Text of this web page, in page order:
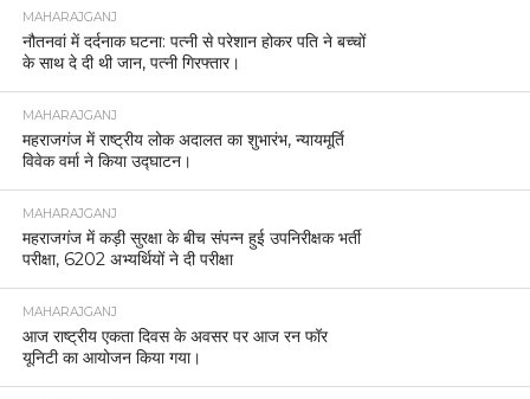
MAHARAJGANJ
नौतनवां में दर्दनाक घटना: पत्नी से परेशान होकर पति ने बच्चों
के साथ दे दी थी जान, पत्नी गिरफ्तार।
MAHARAJGANJ
महराजगंज में राष्ट्रीय लोक अदालत का शुभारंभ, न्यायमूर्ति
विवेक वर्मा ने किया उद्घाटन।
MAHARAJGANJ
महराजगंज में कड़ी सुरक्षा के बीच संपन्न हुई उपनिरीक्षक भर्ती
परीक्षा, 6202 अभ्यर्थियों ने दी परीक्षा
MAHARAJGANJ
आज राष्ट्रीय एकता दिवस के अवसर पर आज रन फॉर
यूनिटी का आयोजन किया गया।